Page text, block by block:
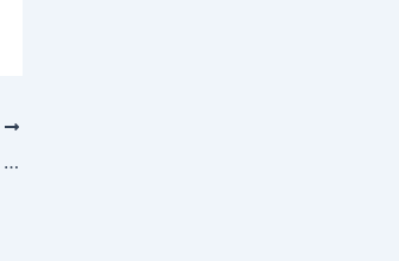
Cobrar Ganancias Casino Online España